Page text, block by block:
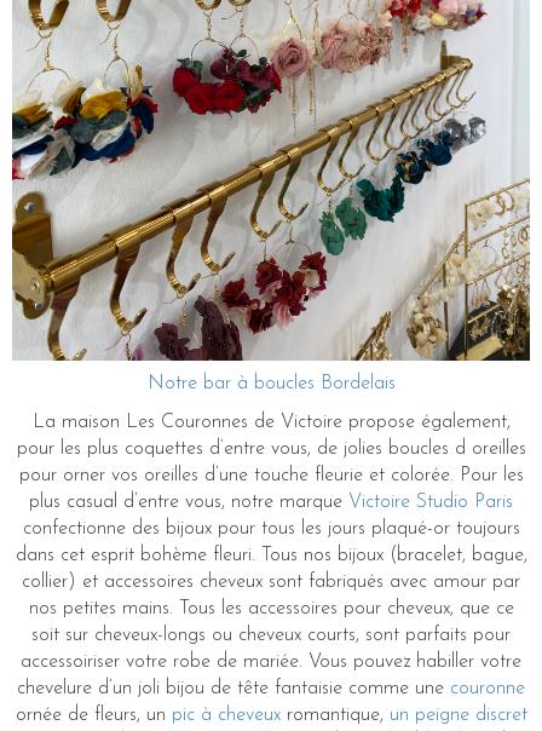
Notre bar à boucles Bordelais
La maison Les Couronnes de Victoire propose également,
pour les plus coquettes d’entre vous, de jolies boucles d oreilles
pour orner vos oreilles d’une touche fleurie et colorée. Pour les
plus casual d’entre vous, notre marque Victoire Studio Paris
confectionne des bijoux pour tous les jours plaqué-or toujours
dans cet esprit bohème fleuri. Tous nos bijoux (bracelet, bague,
collier) et accessoires cheveux sont fabriqués avec amour par
nos petites mains. Tous les accessoires pour cheveux, que ce
soit sur cheveux-longs ou cheveux courts, sont parfaits pour
accessoiriser votre robe de mariée. Vous pouvez habiller votre
chevelure d’un joli bijou de tête fantaisie comme une couronne
ornée de fleurs, un pic à cheveuxromantique, un peigne discret